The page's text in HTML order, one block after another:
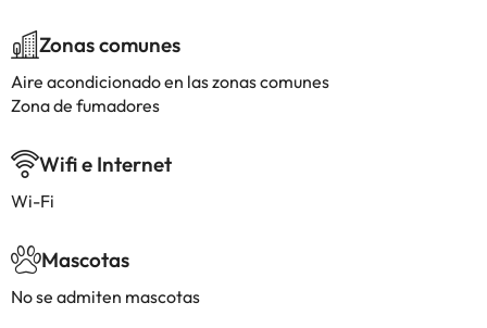
Zonas comunes
Aire acondicionado en las zonas comunes
Zona de fumadores
Wifi e Internet
Wi-Fi
Mascotas
No se admiten mascotas